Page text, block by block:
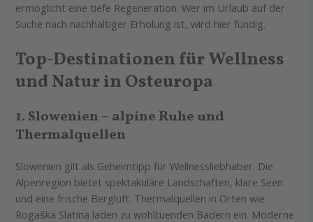
ermöglicht eine tiefe Regeneration. Wer im Urlaub auf der
Suche nach nachhaltiger Erholung ist, wird hier fündig.
Top-Destinationen für Wellness
und Natur in Osteuropa
1. Slowenien – alpine Ruhe und
Thermalquellen
Slowenien gilt als Geheimtipp für Wellnessliebhaber. Die
Alpenregion bietet spektakuläre Landschaften, klare Seen
und eine frische Bergluft. Thermalquellen in Orten wie
Rogaška Slatina laden zu wohltuenden Bädern ein. Moderne